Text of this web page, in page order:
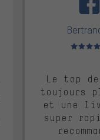
Note
Le top
toujours
et une
super